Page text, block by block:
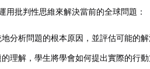
用批判性思維來解決當前的全球問題：
分析問題的根本原因，並評估可能的解
的理解，學生將學會如何提出實際的行